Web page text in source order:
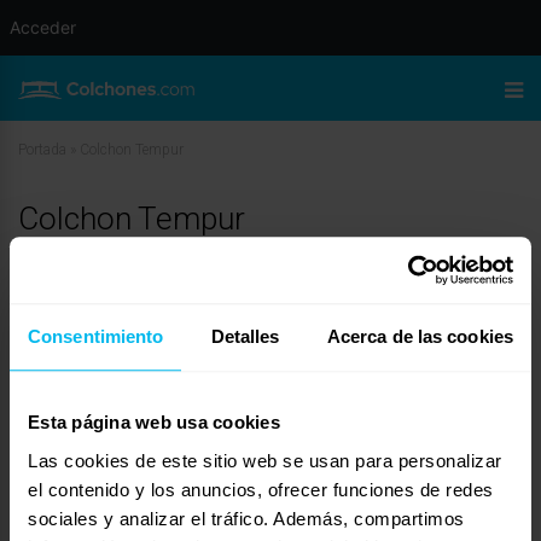
Consentimiento Detalles Acerca de las cookies
Esta página web usa cookies
Las cookies de este sitio web se usan para personalizar
el contenido y los anuncios, ofrecer funciones de redes
sociales y analizar el tráfico. Además, compartimos
Colchon Tempur
#11228
Buenas Fer:
Bueno, primero decirte que el material Tempur, es uno de los mejores
el que más densidad tiene, problema de eso, que si eres muy nervioso, no te
puedes mover con tranquilidad, cosas que en otras visco de SWISS
Acceder